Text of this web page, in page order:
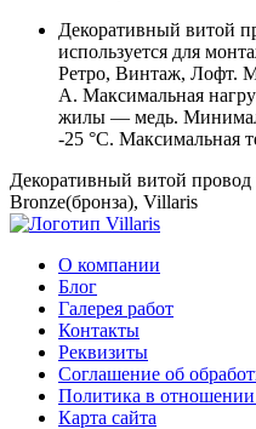
Декоративный витой
используется для
Ретро, Винтаж, Лофт.
А. Максимальная
жилы — медь.
-25 °C. Максимальная
Декоративный витой провод
Bronze(бронза), Villaris
О компании
Блог
Галерея работ
Контакты
Реквизиты
Соглашение об
Политика в
Карта сайта